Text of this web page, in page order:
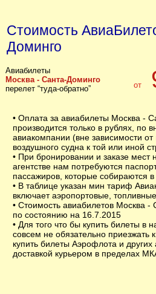
Стоимость
Доминго
Авиабилеты
Москва - Санта-Доминго
перелет “туда-обратно”
от
• Оплата за авиабилеты Москва -
производится только в рублях, по
авиакомпании (вне зависимости
воздушного судна к той или иной
• При бронировании и заказе
агентстве нам потребуются
пассажиров, которые собираются в
• В таблице указан мин тариф
включает аэропортовые,
• Стоимость авиабилетов Москва -
по состоянию на 16.7.2015
• Для того что бы купить билеты в
совсем не обязательно
купить билеты Аэрофлота и
доставкой курьером в пределах